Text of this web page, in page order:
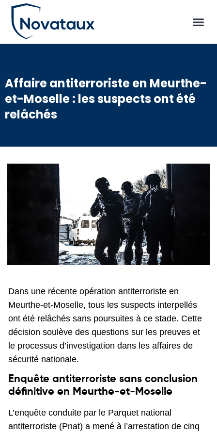
Affaire antiterroriste en Meurthe-
et-Moselle : les suspects ont été
relâchés
Dans une récente opération antiterroriste en
Meurthe-et-Moselle, tous les suspects interpellés
ont été relâchés sans poursuites à ce stade. Cette
décision soulève des questions sur les preuves et
le processus d’investigation dans les affaires de
sécurité nationale.
Enquête antiterroriste sans conclusion
définitive en Meurthe-et-Moselle
L’enquête conduite par le Parquet national
antiterroriste (Pnat) a mené à l’arrestation de cinq